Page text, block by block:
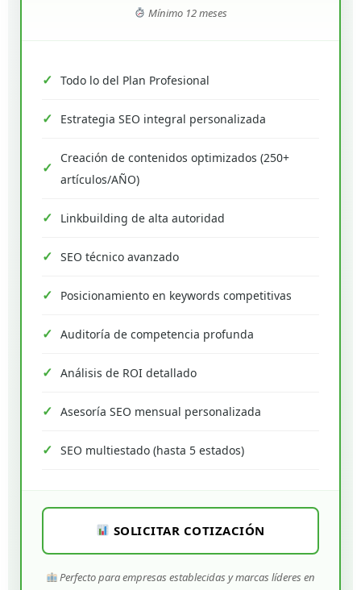
Mínimo 12 meses
Todo lo del Plan Profesional
Estrategia SEO integral personalizada
Creación de contenidos optimizados (250+
artículos/AÑO)
Linkbuilding de alta autoridad
SEO técnico avanzado
Posicionamiento en keywords competitivas
Auditoría de competencia profunda
Análisis de ROI detallado
Asesoría SEO mensual personalizada
SEO multiestado (hasta 5 estados)
SOLICITAR COTIZACIÓN
Perfecto para empresas establecidas y marcas líderes en